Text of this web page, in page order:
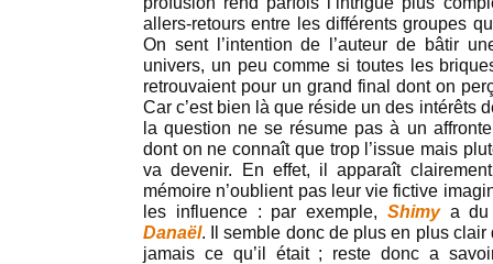
allers-retours entre les différents groupes
On sent l’intention de l’auteur de bâtir
univers, un peu comme si toutes les
retrouvaient pour un grand final dont on
Car c’est bien là que réside un des intérêts
la question ne se résume pas à un
dont on ne connaît que trop l’issue mais
va devenir. En effet, il apparaît
mémoire n’oublient pas leur vie fictive
les influence : par exemple, Shimy a
Danaël. Il semble donc de plus en plus
jamais ce qu’il était ; reste donc a